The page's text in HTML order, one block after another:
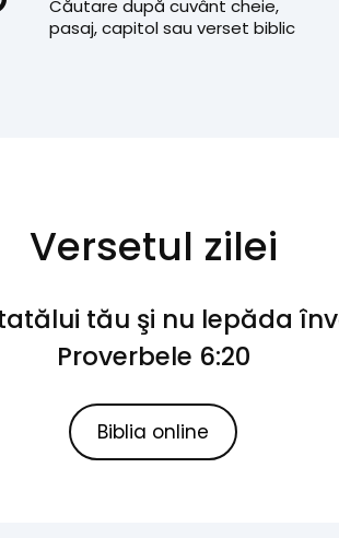
Căutare după cuvânt cheie,
pasaj, capitol sau verset biblic
Versetul zilei
tău şi nu lepăda
Proverbele 6:20
Biblia online